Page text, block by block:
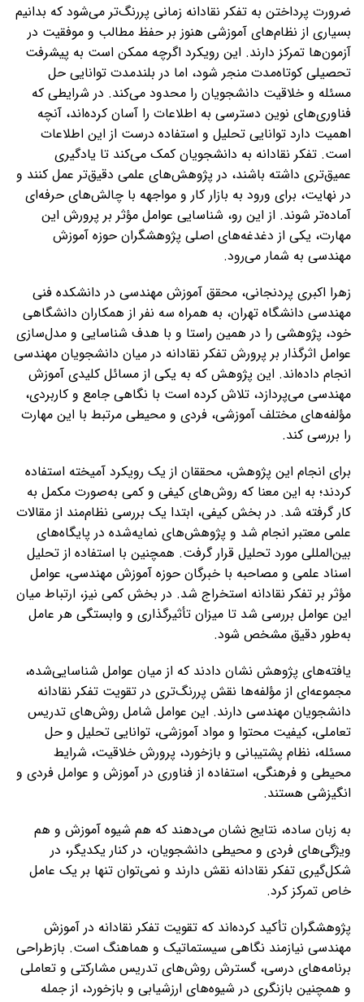
ضرورت پرداختن به تفکر نقادانه زمانی پررنگ‌تر می‌شود که بدانیم
بسیاری از نظام‌های آموزشی هنوز بر حفظ مطالب و موفقیت در
آزمون‌ها تمرکز دارند. این رویکرد اگرچه ممکن است به پیشرفت
تحصیلی کوتاه‌مدت منجر شود، اما در بلندمدت توانایی حل
مسئله و خلاقیت دانشجویان را محدود می‌کند. در شرایطی که
فناوری‌های نوین دسترسی به اطلاعات را آسان کرده‌اند، آنچه
اهمیت دارد توانایی تحلیل و استفاده درست از این اطلاعات
است. تفکر نقادانه به دانشجویان کمک می‌کند تا یادگیری
عمیق‌تری داشته باشند، در پژوهش‌های علمی دقیق‌تر عمل کنند و
در نهایت، برای ورود به بازار کار و مواجهه با چالش‌های حرفه‌ای
آماده‌تر شوند. از این رو، شناسایی عوامل مؤثر بر پرورش این
مهارت، یکی از دغدغه‌های اصلی پژوهشگران حوزه آموزش
مهندسی به شمار می‌رود.
زهرا اکبری پردنجانی، محقق آموزش مهندسی در دانشکده فنی
مهندسی دانشگاه تهران، به همراه سه نفر از همکاران دانشگاهی
خود، پژوهشی را در همین راستا و با هدف شناسایی و مدل‌سازی
عوامل اثرگذار بر پرورش تفکر نقادانه در میان دانشجویان مهندسی
انجام داده‌اند. این پژوهش که به یکی از مسائل کلیدی آموزش
مهندسی می‌پردازد، تلاش کرده است با نگاهی جامع و کاربردی،
مؤلفه‌های مختلف آموزشی، فردی و محیطی مرتبط با این مهارت
را بررسی کند.
برای انجام این پژوهش، محققان از یک رویکرد آمیخته استفاده
کردند؛ به این معنا که روش‌های کیفی و کمی به‌صورت مکمل به
کار گرفته شد. در بخش کیفی، ابتدا یک بررسی نظام‌مند از مقالات
علمی معتبر انجام شد و پژوهش‌های نمایه‌شده در پایگاه‌های
بین‌المللی مورد تحلیل قرار گرفت. همچنین با استفاده از تحلیل
اسناد علمی و مصاحبه با خبرگان حوزه آموزش مهندسی، عوامل
مؤثر بر تفکر نقادانه استخراج شد. در بخش کمی نیز، ارتباط میان
این عوامل بررسی شد تا میزان تأثیرگذاری و وابستگی هر عامل
به‌طور دقیق مشخص شود.
یافته‌های پژوهش نشان دادند که از میان عوامل شناسایی‌شده،
مجموعه‌ای از مؤلفه‌ها نقش پررنگ‌تری در تقویت تفکر نقادانه
دانشجویان مهندسی دارند. این عوامل شامل روش‌های تدریس
تعاملی، کیفیت محتوا و مواد آموزشی، توانایی تحلیل و حل
مسئله، نظام پشتیبانی و بازخورد، پرورش خلاقیت، شرایط
محیطی و فرهنگی، استفاده از فناوری در آموزش و عوامل فردی و
انگیزشی هستند.
به زبان ساده، نتایج نشان می‌دهند که هم شیوه آموزش و هم
ویژگی‌های فردی و محیطی دانشجویان، در کنار یکدیگر، در
شکل‌گیری تفکر نقادانه نقش دارند و نمی‌توان تنها بر یک عامل
خاص تمرکز کرد.
پژوهشگران تأکید کرده‌اند که تقویت تفکر نقادانه در آموزش
مهندسی نیازمند نگاهی سیستماتیک و هماهنگ است. بازطراحی
برنامه‌های درسی، گسترش روش‌های تدریس مشارکتی و تعاملی
و همچنین بازنگری در شیوه‌های ارزشیابی و بازخورد، از جمله